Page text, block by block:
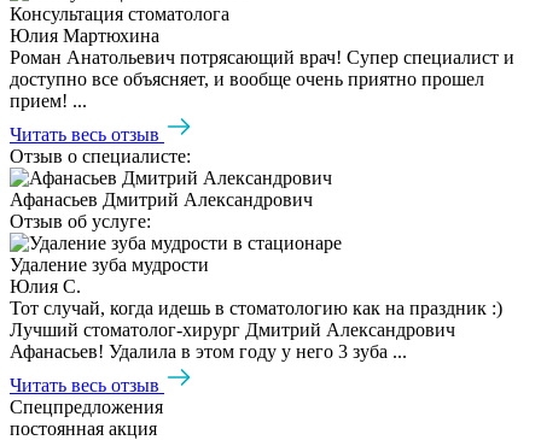
Консультация стоматолога
Юлия Мартюхина
Роман Анатольевич потрясающий врач! Супер специалист и
доступно все объясняет, и вообще очень приятно прошел
прием! ...
Читать весь отзыв
Отзыв о специалисте:
Афанасьев Дмитрий Александрович
Отзыв об услуге:
Удаление зуба мудрости
Юлия С.
Тот случай, когда идешь в стоматологию как на праздник :)
Лучший стоматолог-хирург Дмитрий Александрович
Афанасьев! Удалила в этом году у него 3 зуба ...
Читать весь отзыв
Спецпредложения
постоянная акция